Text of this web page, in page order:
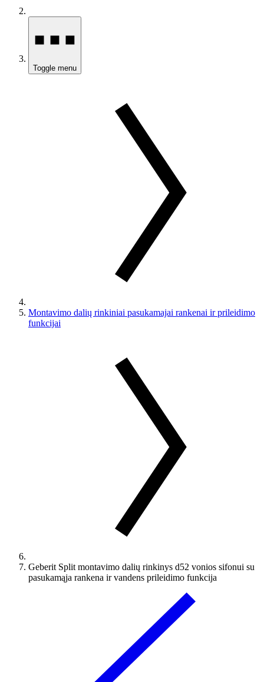
Toggle menu
Montavimo dalių rinkiniai pasukamajai rankenai ir prileidimo
funkcijai
Geberit Split montavimo dalių rinkinys d52 vonios sifonui su
pasukamąja rankena ir vandens prileidimo funkcija